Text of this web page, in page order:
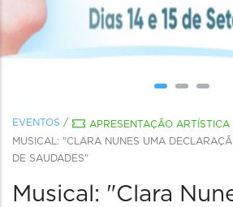
EVENTOS / APRESENTAÇÃO ARTÍSTICA
MUSICAL: "CLARA NUNES UMA
DE SAUDADES"
Musical: "Clara